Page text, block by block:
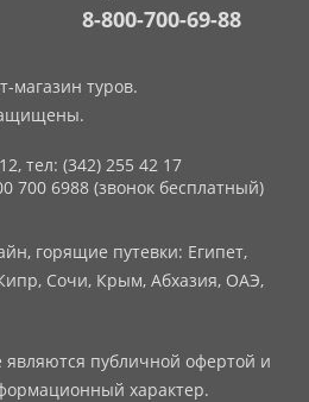
8-800-700-69-88
магазин туров.
тел: (342) 255 42 17
700 6988 (звонок бесплатный)
горящие путевки: Египет,
Сочи, Крым, Абхазия, ОАЭ,
публичной офертой и
характер.